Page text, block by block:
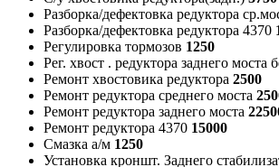
Разборка/дефектовка редуктора
Разборка/дефектовка редуктора 4370
Регулировка тормозов 1250
Рег. хвост . редуктора заднего моста
Ремонт хвостовика редуктора 2500
Ремонт редуктора среднего моста
Ремонт редуктора заднего моста
Ремонт редуктора 4370 15000
Смазка а/м 1250
Установка кроншт. Заднего